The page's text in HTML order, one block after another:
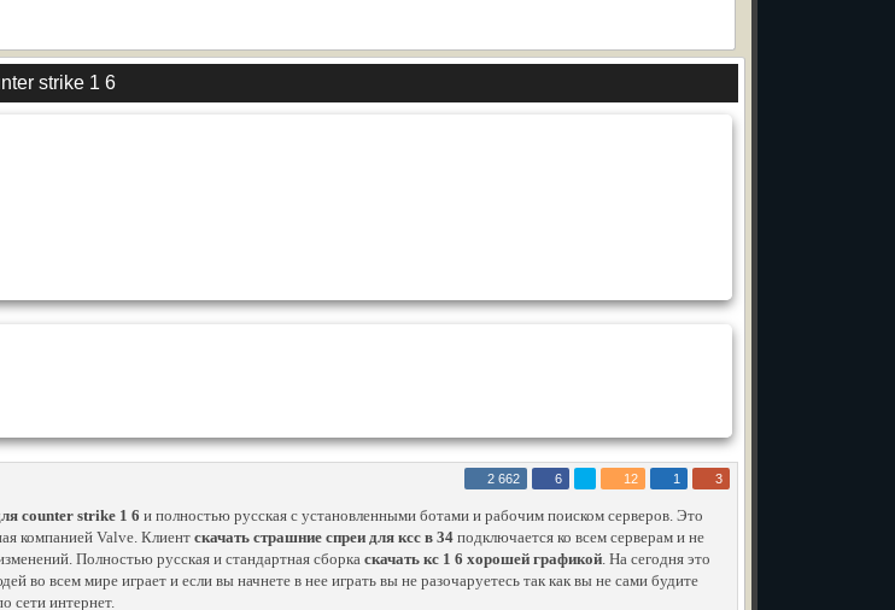
strike 1 6
2 662 6 12 1 3
counter strike 1 6 и полностью русская с установленными ботами и рабочим поиском серверов. Это
компанией Valve. Клиент скачать страшние спреи для ксс в 34 подключается ко всем серверам и не
Полностью русская и стандартная сборкаскачать кс 1 6 хорошей графикой. На сегодня это
во всем мире играет и если вы начнете в нее играть вы не разочаруетесь так как вы не сами будите
сети интернет.